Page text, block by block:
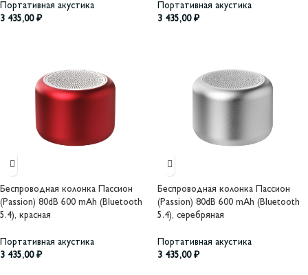
Портативная акустика
3 435,00 ₽
Портативная акустика
3 435,00 ₽
Беспроводная колонка Пассион
(Passion) 80dB 600 mAh (Bluetooth
5.4), красная
Портативная акустика
3 435,00 ₽
Беспроводная колонка Пассион
(Passion) 80dB 600 mAh (Bluetooth
5.4), серебряная
Портативная акустика
3 435,00 ₽